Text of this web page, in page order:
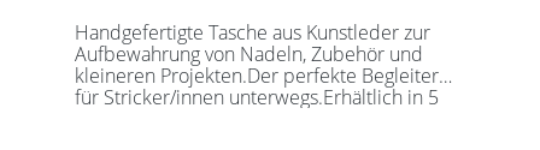
Handgefertigte Tasche aus Kunstleder zur
Aufbewahrung von Nadeln, Zubehör und
kleineren Projekten.Der perfekte Begleiter
für Stricker/innen unterwegs.Erhältlich in 5